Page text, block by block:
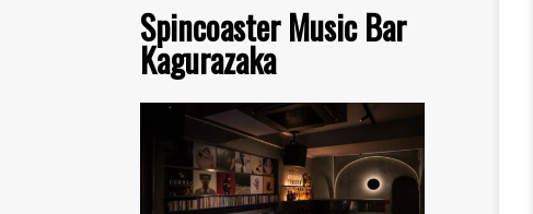
Spincoaster Music Bar
Kagurazaka